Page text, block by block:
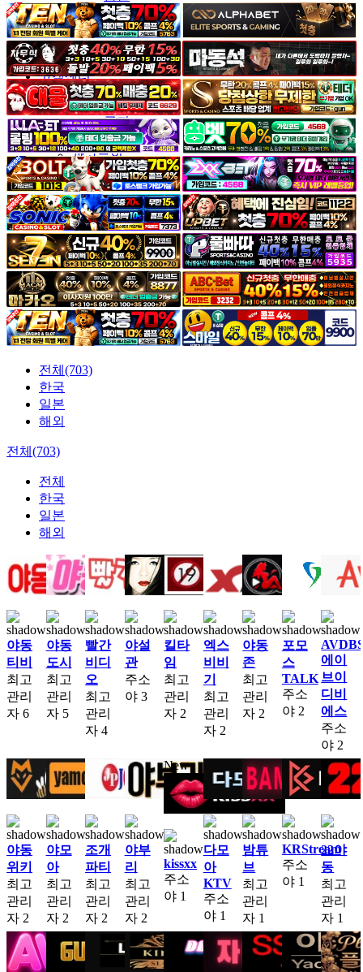
스포츠
기타
야썰
고객센터
공지&이벤트
공지
1:1문의
광고문의
전체(703)
한국
일본
해외
전체(703)
전체
한국
일본
해외
야동
티비
최고
관리
자 6
야동
도시
최고
관리
자 5
빨간
비디
오
최고
관리
자 4
야설
관
주소
야 3
킬타
임
최고
관리
자 2
엑스
비비
기
최고
관리
자 2
야동
존
최고
관리
자 2
포모
스
TALK
주소
야 2
에이
브이
디비
에스
주소
야 2
야동
위키
최고
관리
자 2
야모
아
최고
관리
자 2
조개
파티
최고
관리
자 2
야부
리
최고
관리
자 2
New
kissxx
주소
야 1
다모
아
KTV
주소
야 1
밤튜
브
최고
관리
자 1
KRStream
주소
야 1
22야
동
최고
관리
자 1